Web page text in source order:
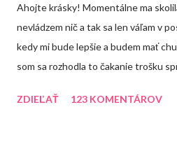
Ahojte krásky! Momentálne ma
nevládzem nič a tak sa len váľam v
kedy mi bude lepšie a budem mať
som sa rozhodla to čakanie trošku
naplno venovať blogu. Do konca
ZDIEĽAŤ 123 KOMENTÁROV